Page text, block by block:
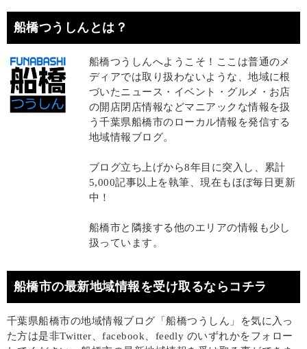
船橋つうしんとは？
船橋つうしんへようこそ！ここは普通のメ
ディアでは取り扱わないような、地域に根
づいたニュース・イベント・グルメ・お店
の開店閉店情報などマニアックな情報を扱
う千葉県船橋市のローカル情報を発信する
地域情報ブログ。
ブログ立ち上げから8年目に突入し、累計
5,000記事以上を執筆、現在もほぼ毎日更新
中！
船橋市と隣接する他のエリアの情報も少し
扱っています。
船橋市の最新地域情報を受け取るならコチラ
千葉県船橋市の地域情報ブログ「船橋つうしん」を気に入っ
た方は是非Twitter、facebook、feedly のいずれかをフォロー